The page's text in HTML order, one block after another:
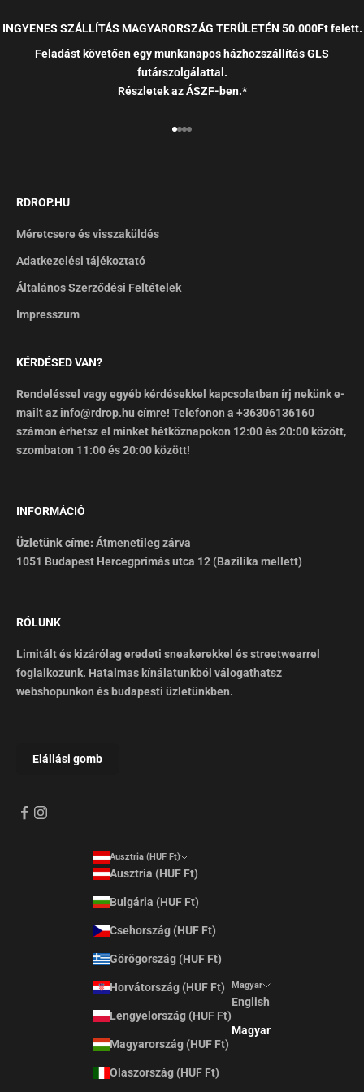
INGYENES SZÁLLÍTÁS MAGYARORSZÁG TERÜLETÉN 50.000Ft felett.
Feladást követően egy munkanapos házhozszállítás GLS
futárszolgálattal.
Részletek az ÁSZF-ben.*
RDROP.HU
Méretcsere és visszaküldés
Adatkezelési tájékoztató
Általános Szerződési Feltételek
Impresszum
KÉRDÉSED VAN?
Rendeléssel vagy egyéb kérdésekkel kapcsolatban írj nekünk e-
mailt az info@rdrop.hu címre! Telefonon a +36306136160
számon érhetsz el minket hétköznapokon 12:00 és 20:00 között,
szombaton 11:00 és 20:00 között!
INFORMÁCIÓ
Üzletünk címe:Átmenetileg zárva
1051 Budapest Hercegprímás utca 12 (Bazilika mellett)
RÓLUNK
Limitált és kizárólag eredeti sneakerekkel és streetwearrel
foglalkozunk. Hatalmas kínálatunkból válogathatsz
webshopunkon és budapesti üzletünkben.
Ausztria (HUF Ft)
Ausztria (HUF Ft)
Bulgária (HUF Ft)
Csehország (HUF Ft)
Görögország (HUF Ft)
Horvátország (HUF Ft)
Lengyelország (HUF Ft)
Magyarország (HUF Ft)
Olaszország (HUF Ft)
Magyar
English
Magyar